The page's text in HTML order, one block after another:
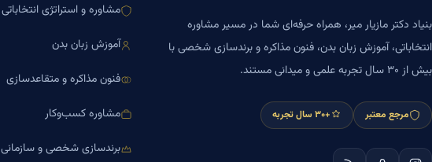
بنیاد دکتر مازیار میر، همراه حرفه‌ای شما در مسیر مشاوره
انتخاباتی، آموزش زبان بدن، فنون مذاکره و برندسازی شخصی با
بیش از ۳۰ سال تجربه علمی و میدانی مستند.
مرجع معتبر +۳۰ سال تجربه
مشاوره و استراتژی انتخاباتی
آموزش زبان بدن
فنون مذاکره و متقاعدسازی
مشاوره کسب‌وکار
برندسازی شخصی و سازمانی